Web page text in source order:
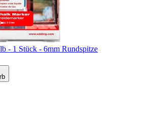
- 1 Stück - 6mm Rundspitze